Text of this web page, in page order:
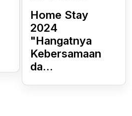
Home Stay
2024
"Hangatnya
Kebersamaan
da...